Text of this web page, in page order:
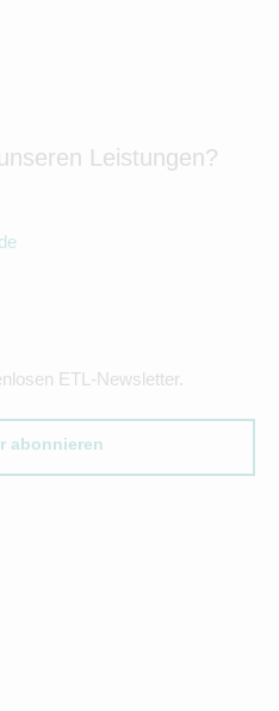
Leistungen?
ETL-Newsletter.
abonnieren